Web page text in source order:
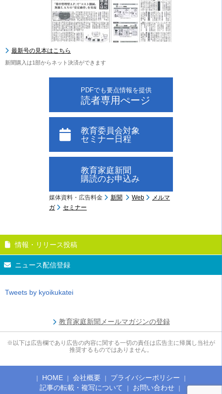
最新号の見本はこちら
新聞購入は1部からネット決済ができます
PDFでも要点情報を提供
読者専用ぺージ
教育委員会対象
セミナー日程
教育家庭新聞
購読のお申込み
媒体資料・広告料金 新聞 Web
メルマ
ガ
セミナー
情報・リリース投稿
ニュース配信登録
Tweets by kyoikukatei
教育家庭新聞メールマガジンの登録
※以下は広告欄であり広告の内容に関する一切の責任は広告主に帰属し当社が
推奨するものではありません。
HOME 会社概要
プライバシーポリシー
記事の転載・複写について
お問い合わせ